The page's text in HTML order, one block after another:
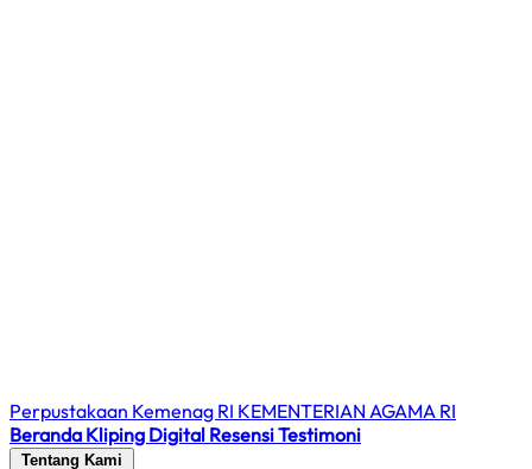
Perpustakaan Kemenag RI KEMENTERIAN AGAMA RI
Beranda Kliping Digital ResensiTestimoni
Tentang Kami